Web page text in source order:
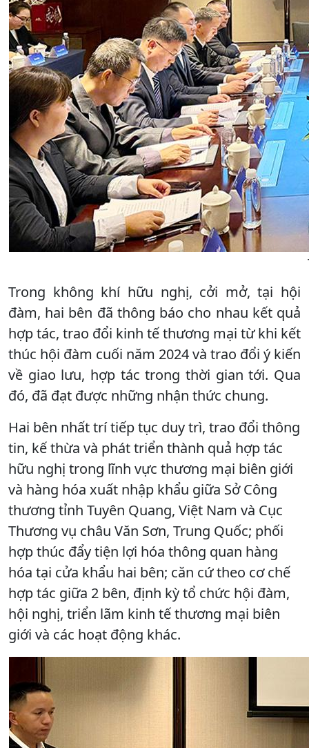
Trong không khí hữu nghị, cởi mở, tại hội
đàm, hai bên đã thông báo cho nhau kết quả
hợp tác, trao đổi kinh tế thương mại từ khi kết
thúc hội đàm cuối năm 2024 và trao đổi ý kiến
về giao lưu, hợp tác trong thời gian tới. Qua
đó, đã đạt được những nhận thức chung.
Hai bên nhất trí tiếp tục duy trì, trao đổi thông
tin, kế thừa và phát triển thành quả hợp tác
hữu nghị trong lĩnh vực thương mại biên giới
và hàng hóa xuất nhập khẩu giữa Sở Công
thương tỉnh Tuyên Quang, Việt Nam và Cục
Thương vụ châu Văn Sơn, Trung Quốc; phối
hợp thúc đẩy tiện lợi hóa thông quan hàng
hóa tại cửa khẩu hai bên; căn cứ theo cơ chế
hợp tác giữa 2 bên, định kỳ tổ chức hội đàm,
hội nghị, triển lãm kinh tế thương mại biên
giới và các hoạt động khác.